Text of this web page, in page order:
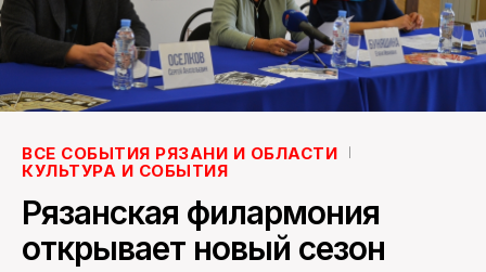
ВСЕ СОБЫТИЯ РЯЗАНИ И ОБЛАСТИ
КУЛЬТУРА И СОБЫТИЯ
Рязанская филармония
открывает новый сезон